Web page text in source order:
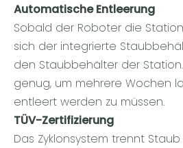
Automatische Entleerung
Sobald der Roboter die
sich der integrierte
den Staubbehälter der
genug, um mehrere Wochen
entleert werden zu müssen.
TÜV-Zertifizierung
Das Zyklonsystem trennt